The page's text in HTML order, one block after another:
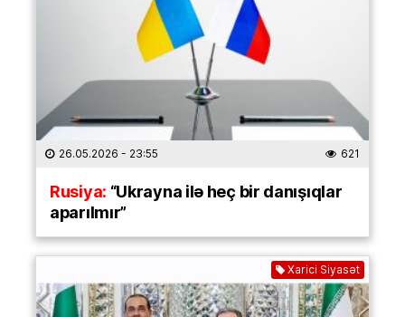
26.05.2026 - 23:55 621
Rusiya: “Ukrayna ilə heç bir danışıqlar
aparılmır”
Xarici Siyasət